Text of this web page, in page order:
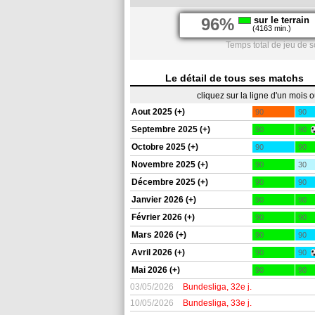
96% sur le terrain
(4163 min.)
Temps total de jeu de
Le détail de tous ses matchs
cliquez sur la ligne d'un mois
Aout 2025 (+)
90 90
Septembre 2025 (+) 90 90
Octobre 2025 (+) 90 90
Novembre 2025 (+) 90 30
Décembre 2025 (+) 90 90
Janvier 2026 (+) 90 90
Février 2026 (+) 90 90
Mars 2026 (+) 90 90
Avril 2026 (+) 90 90
Mai 2026 (+) 90 90
03/05/2026 Bundesliga, 32e j.
10/05/2026
Bundesliga, 33e j.